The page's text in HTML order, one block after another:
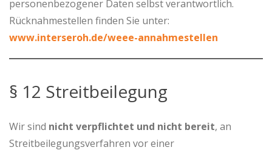
personenbezogener Daten selbst verantwortlich.
Rücknahmestellen finden Sie unter:
www.interseroh.de/weee-annahmestellen
§ 12 Streitbeilegung
Wir sind nicht verpflichtet und nicht bereit, an
Streitbeilegungsverfahren vor einer